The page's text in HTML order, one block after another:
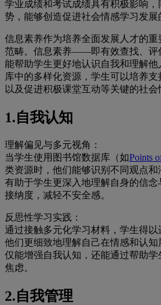
学业成绩和考试成绩具有积极影响
势，能够创造促进社会情感学习发展
信息素养作为培养全面发展人才的
范畴。信息素养——即有效查找、
能帮助学生更好地认识自我和理解
库中的多样化资源，学生可以培养
以及促进积极课堂互动等关键的社会
1.自我认知
理解偏见与多元视角：
当学生使用图书馆数据库（如Points
类资源时，他们能够识别不同观点
有助于学生更深入地理解自身的信
接纳度，减轻不安全感。
反思性学习实践：
通过接触多元化学习材料，学生得
他们更细致地理解自己在情感和认
仅能增强自我认知，还能通过帮助
焦虑。
2.自我管理